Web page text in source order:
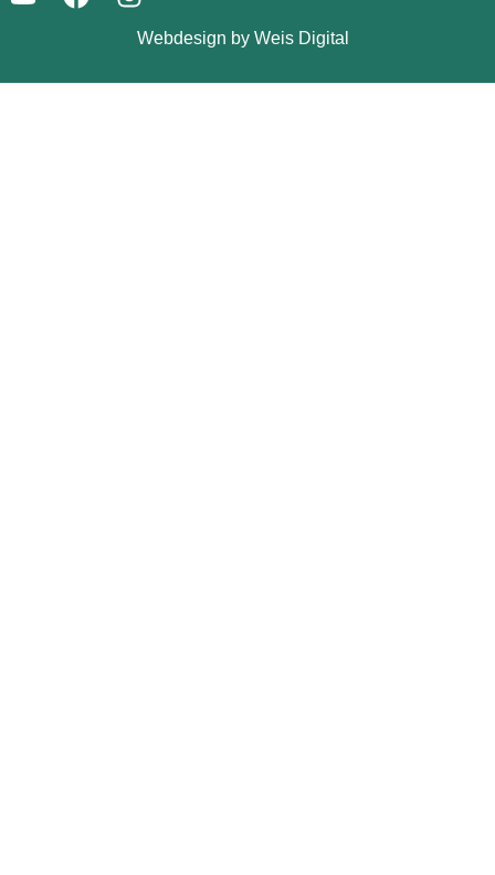
Webdesign by Weis Digital